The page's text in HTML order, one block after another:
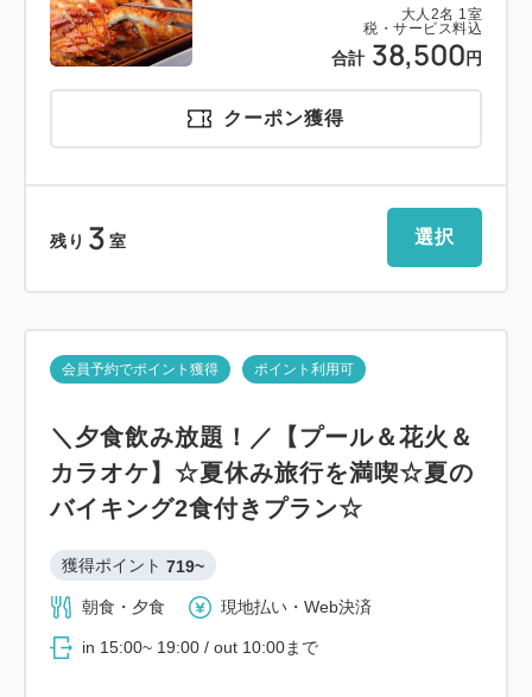
大人 2名 1室
税・サービス料込
合計 38,500 円
クーポン獲得
残り 3 室 選択
会員予約でポイント獲得 ポイント利用可
＼夕食飲み放題！／【プール＆花火＆
カラオケ】☆夏休み旅行を満喫☆夏の
バイキング2食付きプラン☆
獲得ポイント 719~
朝食・夕食 現地払い・Web決済
in 15:00~ 19:00 / out 10:00まで